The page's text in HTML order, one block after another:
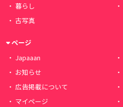
暮らし
古写真
ページ
Japaaan
お知らせ
広告掲載について
マイページ